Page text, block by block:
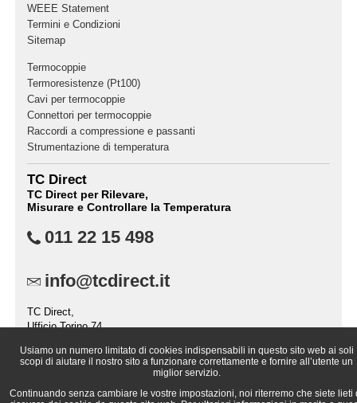
WEEE Statement
Termini e Condizioni
Sitemap
Termocoppie
Termoresistenze (Pt100)
Cavi per termocoppie
Connettori per termocoppie
Raccordi a compressione e passanti
Strumentazione di temperatura
TC Direct
TC Direct per Rilevare,
Misurare e Controllare la Temperatura
011 22 15 498
info@tcdirect.it
TC Direct,
Ufficio Torino 74,
10151 TORINO (TO),
Italia
Usiamo un numero limitato di cookies indispensabili in questo sito web ai soli
scopi di aiutare il nostro sito a funzionare correttamente e fornire all’utente un
miglior servizio.
Continuando senza cambiare le vostre impostazioni, noi riterremo che siete lieti